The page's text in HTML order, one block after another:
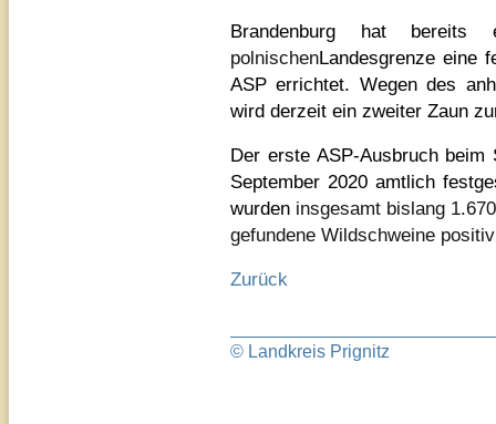
Brandenburg hat
polnischenLandesgrenze eine
ASP errichtet. Wegen des
wird derzeit ein zweiter Zaun
Der erste ASP-Ausbruch
September 2020 amtlich
wurden insgesamt bislang
gefundene Wildschweine
Zurück
© Landkreis Prignitz